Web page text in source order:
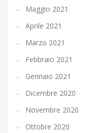
Maggio 2021
Aprile 2021
Marzo 2021
Febbraio 2021
Gennaio 2021
Dicembre 2020
Novembre 2020
Ottobre 2020